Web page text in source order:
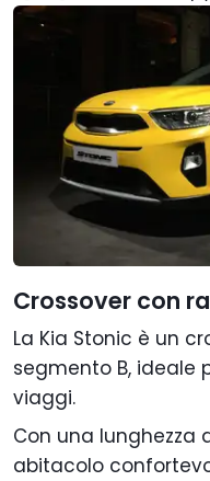
Crossover con
La Kia Stonic è un
segmento B, ideale
viaggi.
Con una lunghezza
abitacolo